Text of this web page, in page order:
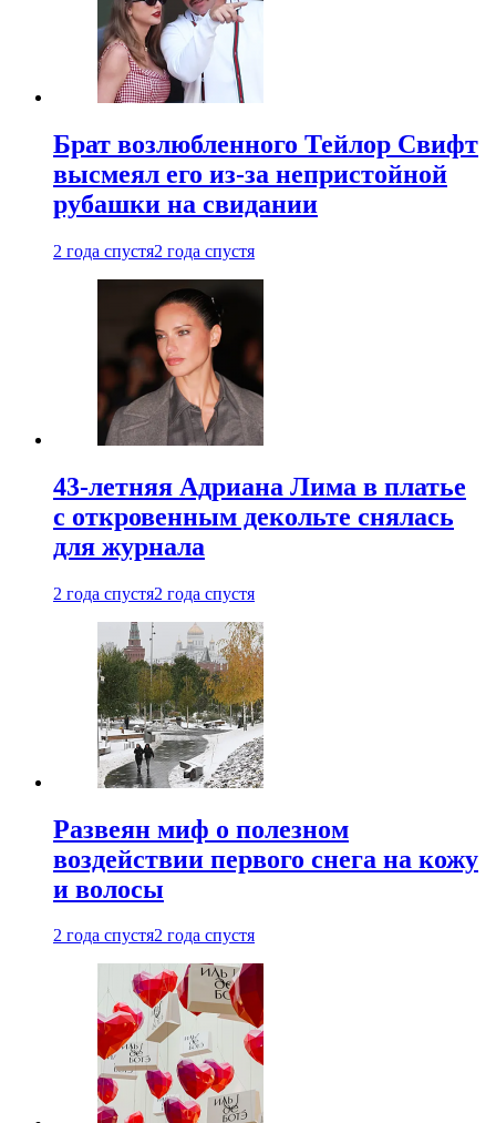
Брат возлюбленного Тейлор Свифт
высмеял его из-за непристойной
рубашки на свидании
2 года спустя2 года спустя
43-летняя Адриана Лима в платье
с откровенным декольте снялась
для журнала
2 года спустя2 года спустя
Развеян миф о полезном
воздействии первого снега на кожу
и волосы
2 года спустя2 года спустя